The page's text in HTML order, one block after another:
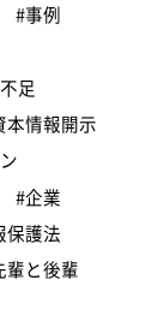
#事例
足
本情報開示
#企業
保護法
輩と後輩